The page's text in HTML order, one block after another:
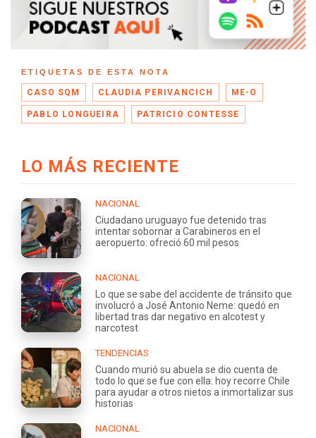
ETIQUETAS DE ESTA NOTA
CASO SQM CLAUDIA PERIVANCICH ME-O
PABLO LONGUEIRA PATRICIO CONTESSE
LO MÁS RECIENTE
NACIONAL
Ciudadano uruguayo fue detenido tras
intentar sobornar a Carabineros en el
aeropuerto: ofreció 60 mil pesos
NACIONAL
Lo que se sabe del accidente de tránsito que
involucró a José Antonio Neme: quedó en
libertad tras dar negativo en alcotest y
narcotest
TENDENCIAS
Cuando murió su abuela se dio cuenta de
todo lo que se fue con ella: hoy recorre Chile
para ayudar a otros nietos a inmortalizar sus
historias
NACIONAL